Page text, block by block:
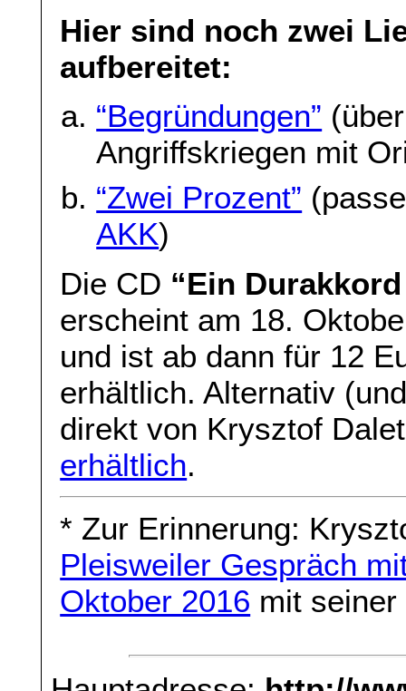
Hier sind noch zwei
aufbereitet:
“Begründungen”
Angriffskriegen mit
“Zwei Prozent”
AKK)
Die CD “Ein
erscheint am 18.
und ist ab dann für 12
erhältlich. Alternativ
direkt von Krysztof
erhältlich.
* Zur Erinnerung:
Pleisweiler Gespräch
Oktober 2016 mit